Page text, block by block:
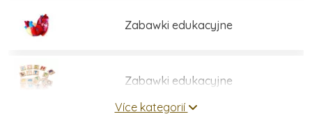
Zabawki edukacyjne
Zabawki edukacyjne
Více kategorií